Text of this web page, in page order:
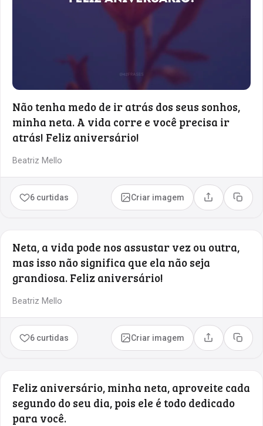
Não tenha medo de ir atrás dos seus sonhos,
minha neta. A vida corre e você precisa ir
atrás! Feliz aniversário!
Beatriz Mello
6 curtidas Criar imagem Compartilhar
Copiar
Neta, a vida pode nos assustar vez ou outra,
mas isso não significa que ela não seja
grandiosa. Feliz aniversário!
Beatriz Mello
6 curtidas Criar imagem Compartilhar
Copiar
Feliz aniversário, minha neta, aproveite cada
segundo do seu dia, pois ele é todo dedicado
para você.